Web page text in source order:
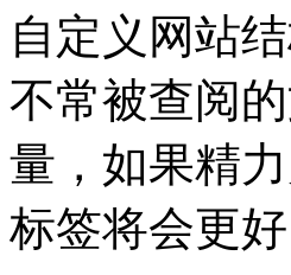
自定义网站
不常被查阅
量，如果精
标签将会更